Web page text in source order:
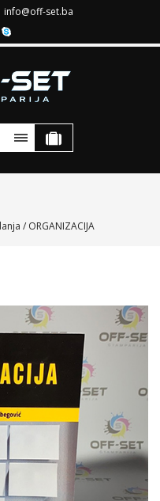
info@off-set.ba
/ ORGANIZACIJA